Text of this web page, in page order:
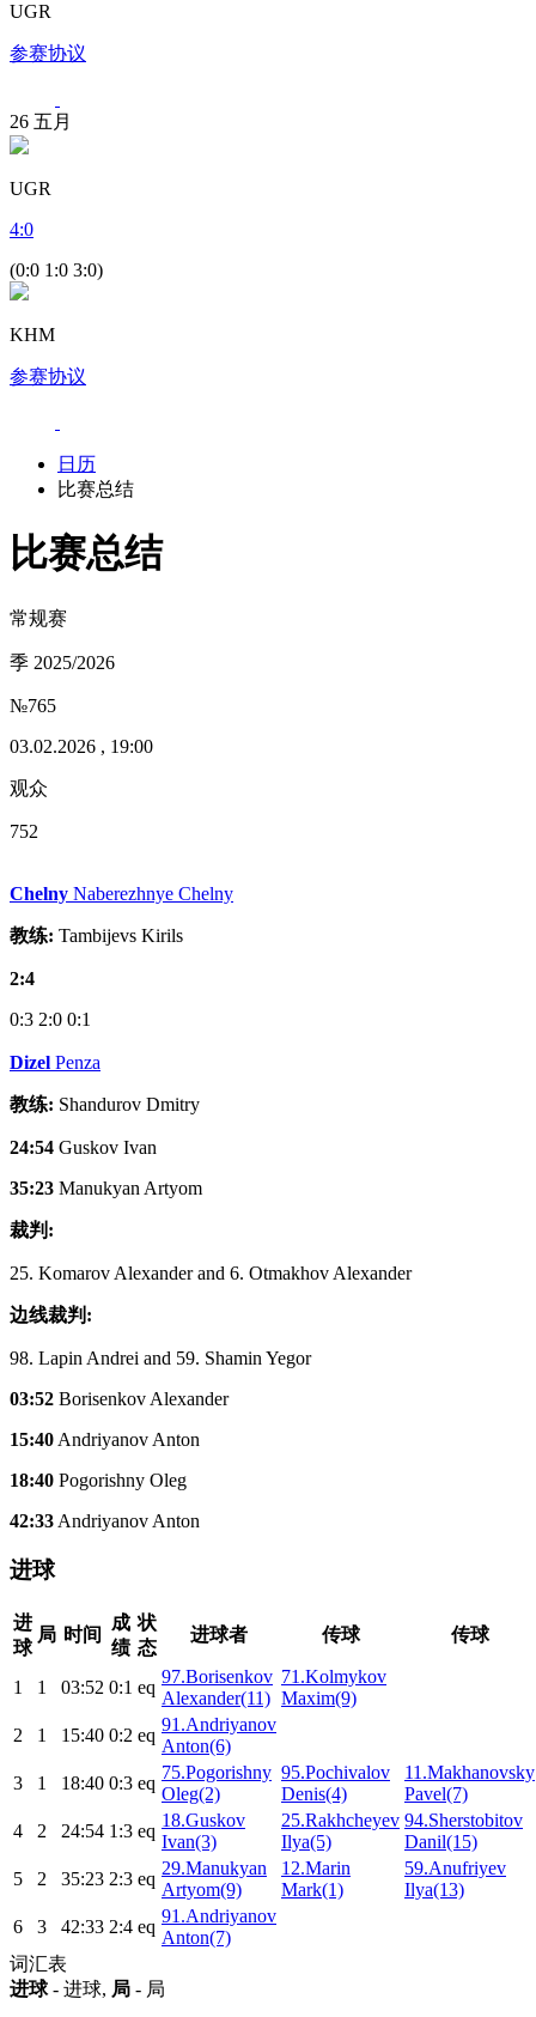
UGR
参赛协议
26 五月
UGR
4:0
(0:0 1:0 3:0)
KHM
参赛协议
日历
比赛总结
比赛总结
常规赛
季 2025/2026
№765
03.02.2026 , 19:00
观众
752
Chelny Naberezhnye Chelny
教练: Tambijevs Kirils
2:4
0:3 2:0 0:1
Dizel Penza
教练: Shandurov Dmitry
24:54 Guskov Ivan
35:23 Manukyan Artyom
裁判:
25. Komarov Alexander and 6. Otmakhov Alexander
边线裁判:
98. Lapin Andrei and 59. Shamin Yegor
03:52 Borisenkov Alexander
15:40 Andriyanov Anton
18:40 Pogorishny Oleg
42:33 Andriyanov Anton
进球
进
球
局 时间
成
绩
状
态
进球者 传球 传球
1 1 03:52 0:1 eq
97.Borisenkov
Alexander(11)
71.Kolmykov
Maxim(9)
2
1 15:40 0:2 eq
91.Andriyanov
Anton(6)
3
1 18:40 0:3 eq
75.Pogorishny
Oleg(2)
95.Pochivalov
Denis(4)
11.Makhanovsky
Pavel(7)
4
2 24:54 1:3 eq
18.Guskov
Ivan(3)
25.Rakhcheyev
Ilya(5)
94.Sherstobitov
Danil(15)
5
2 35:23 2:3 eq
29.Manukyan
Artyom(9)
12.Marin
Mark(1)
59.Anufriyev
Ilya(13)
6
3 42:33 2:4 eq
91.Andriyanov
Anton(7)
词汇表
进球- 进球, 局 - 局